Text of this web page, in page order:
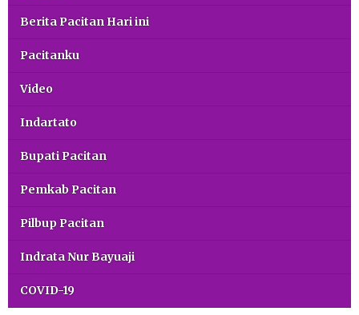
Berita Pacitan Hari ini
Pacitanku
Video
Indartato
Bupati Pacitan
Pemkab Pacitan
Pilbup Pacitan
Indrata Nur Bayuaji
COVID-19